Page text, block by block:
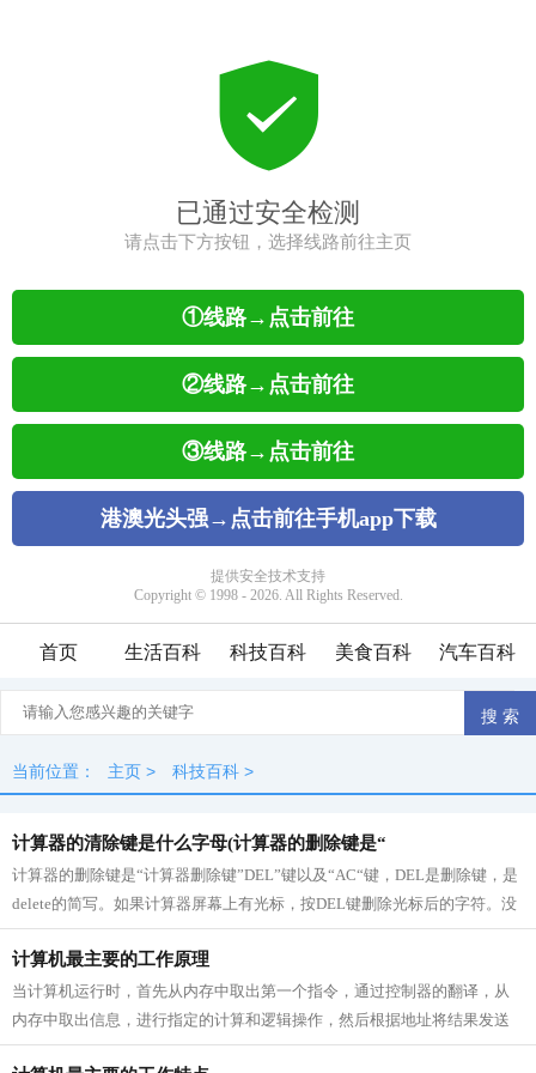
首页 生活百科 科技百科 美食百科 汽车百科
当前位置： 主页 > 科技百科 >
计算器的清除键是什么字母(计算器的删除键是“
计算器的删除键是“计算器删除键”DEL”键以及“AC“键，DEL是删除键，是
delete的简写。如果计算器屏幕上有光标，按DEL键删除光标后的字符。没
有光标，通常是删除输入的最后一个字符...
计算机最主要的工作原理
当计算机运行时，首先从内存中取出第一个指令，通过控制器的翻译，从
内存中取出信息，进行指定的计算和逻辑操作，然后根据地址将结果发送
到内存中。接下来，取出第二个指令，...